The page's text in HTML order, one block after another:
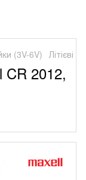
(3V-6V) Літієві
CR 2012,